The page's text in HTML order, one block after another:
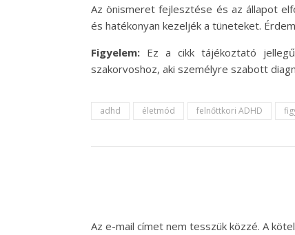
Az önismeret fejlesztése és az állapot
és hatékonyan kezeljék a tüneteket.
Figyelem: Ez a cikk tájékoztató
szakorvoshoz, aki személyre szabott
adhd életmód felnőttkori ADHD
Az e-mail címet nem tesszük közzé. A